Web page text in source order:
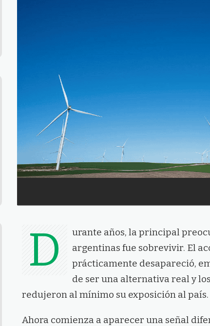
D
urante años, la principal
argentinas fue sobrevivir. El
prácticamente desapareció,
de ser una alternativa real y
redujeron al mínimo su exposición al país.
Ahora comienza a aparecer una señal